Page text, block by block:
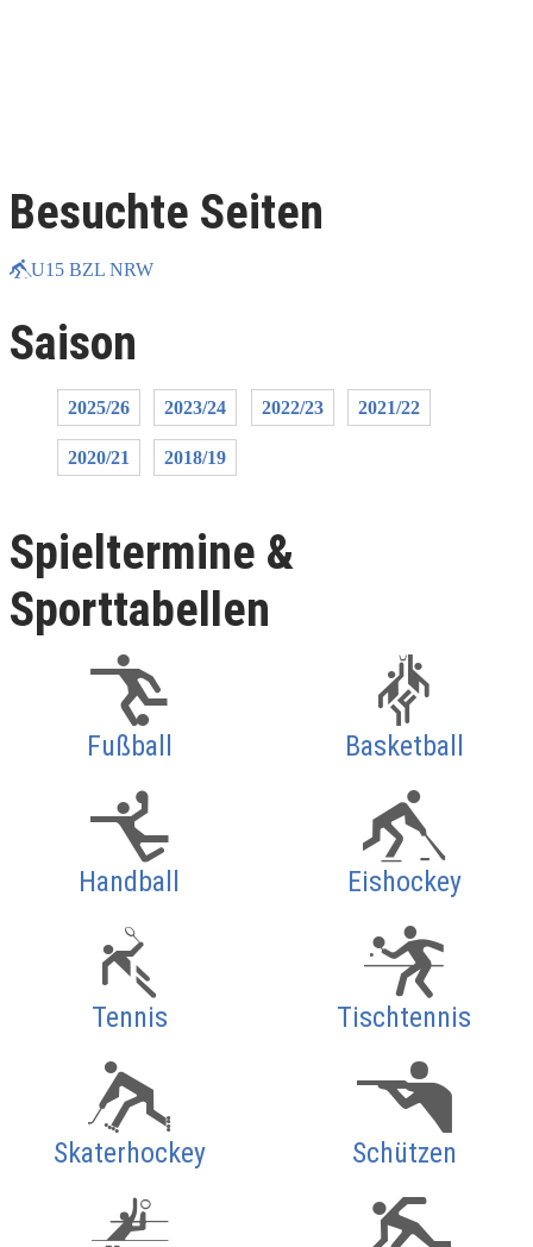
Besuchte Seiten
U15 BZL NRW
Saison
2025/26 2023/24 2022/23 2021/22
2020/21 2018/19
Spieltermine &
Sporttabellen
Fußball Basketball
Handball Eishockey
Tennis Tischtennis
Skaterhockey Schützen